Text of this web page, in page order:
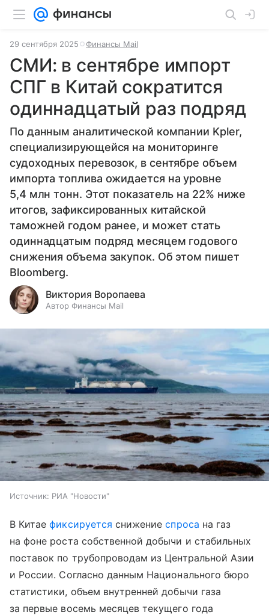
29 сентября 2025 Финансы Mail
СМИ: в сентябре импорт
СПГ в Китай сократится
одиннадцатый раз подряд
По данным аналитической компании Kpler,
специализирующейся на мониторинге
судоходных перевозок, в сентябре объем
импорта топлива ожидается на уровне
5,4 млн тонн. Этот показатель на 22% ниже
итогов, зафиксированных китайской
таможней годом ранее, и может стать
одиннадцатым подряд месяцем годового
снижения объема закупок. Об этом пишет
Bloomberg.
Виктория Воропаева
Автор Финансы Mail
Источник: РИА "Новости"
В Китаефиксируется снижениеспроса на газ
на фоне роста собственной добычи и стабильных
поставок по трубопроводам из Центральной Азии
и России. Согласно данным Национального бюро
статистики, объем внутренней добычи газа
за первые восемь месяцев текущего года